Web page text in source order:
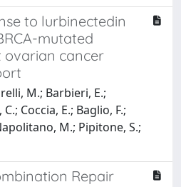
to lurbinectedin
mutated
ovarian cancer
M.; Barbieri, E.;
Coccia, E.; Baglio, F.;
M.; Pipitone, S.;
Repair